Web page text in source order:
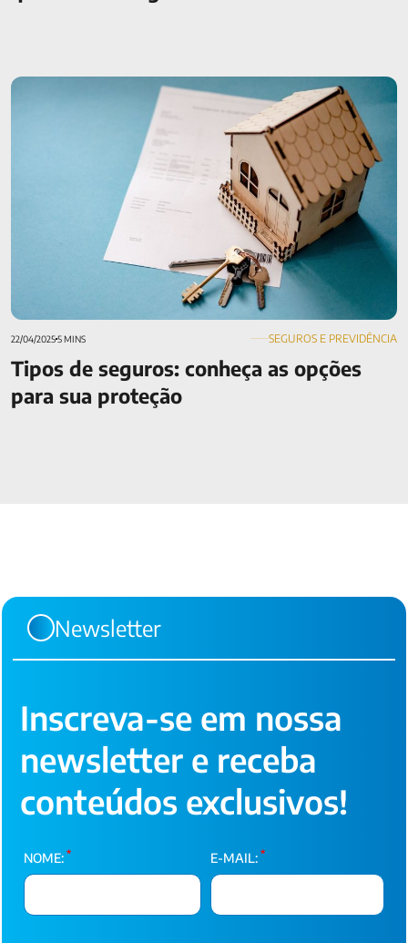
Tipos de seguros: conheça as opções para sua proteção
22/04/20255 MINS SEGUROS E PREVIDÊNCIA
Tipos de seguros: conheça as opções
para sua proteção
Newsletter
Inscreva-se em nossa
newsletter e receba
conteúdos exclusivos!
NOME: * E-MAIL: *